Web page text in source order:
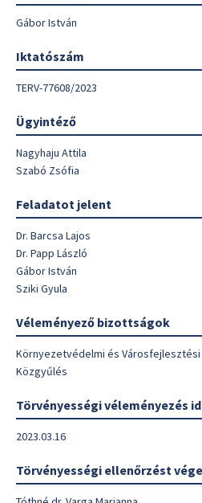
Gábor István
Iktatószám
TERV-77608/2023
Ügyintéző
Nagyhaju Attila
Szabó Zsófia
Feladatot jelent
Dr. Barcsa Lajos
Dr. Papp László
Gábor István
Sziki Gyula
Véleményező bizottságok
Környezetvédelmi és
Közgyűlés
Törvényességi véleményezés
2023.03.16
Törvényességi ellenőrzést